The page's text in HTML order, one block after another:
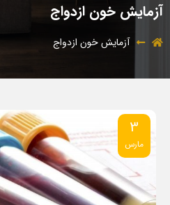
آزمایش خون ازدواج
آزمایش خون ازدواج
3
مارس